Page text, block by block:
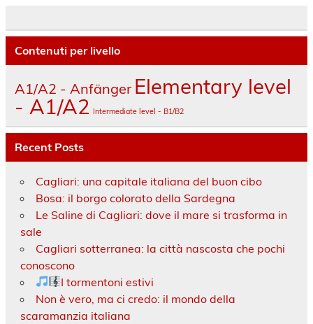
Contenuti per livello
A1/A2 - Anfänger Elementary level
- A1/A2 Intermediate level - B1/B2
Recent Posts
Cagliari: una capitale italiana del buon cibo
Bosa: il borgo colorato della Sardegna
Le Saline di Cagliari: dove il mare si trasforma in
sale
Cagliari sotterranea: la città nascosta che pochi
conoscono
I tormentoni estivi
Non è vero, ma ci credo: il mondo della
scaramanzia italiana